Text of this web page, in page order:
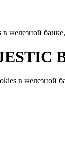
железной банке,